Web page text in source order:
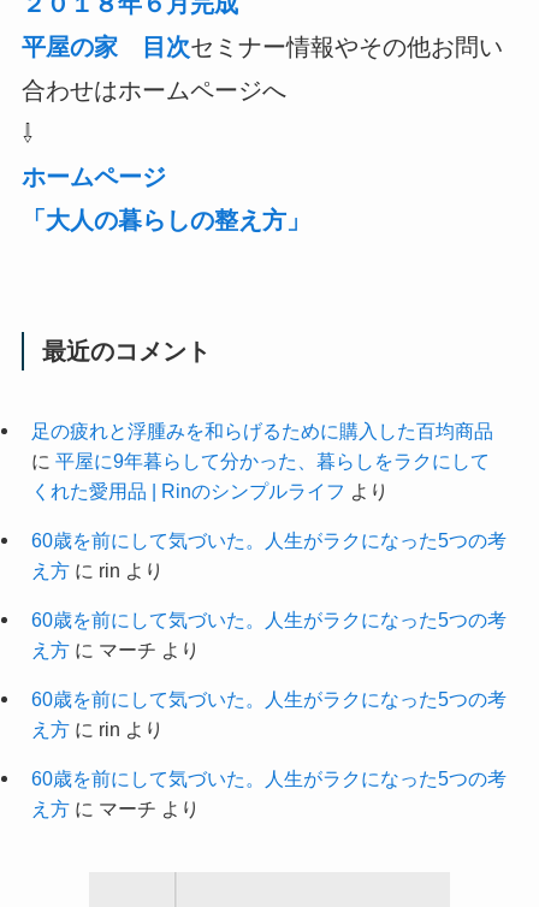
平屋の家 目次セミナー情報やその他お問い
合わせはホームページへ
⇩
ホームページ
「大人の暮らしの整え方」
最近のコメント
足の疲れと浮腫みを和らげるために購入した百均商品
に 平屋に9年暮らして分かった、暮らしをラクにして
くれた愛用品 | Rinのシンプルライフ より
60歳を前にして気づいた。人生がラクになった5つの考
え方に rin より
60歳を前にして気づいた。人生がラクになった5つの考
え方に マーチ より
60歳を前にして気づいた。人生がラクになった5つの考
え方に rin より
60歳を前にして気づいた。人生がラクになった5つの考
え方に マーチ より